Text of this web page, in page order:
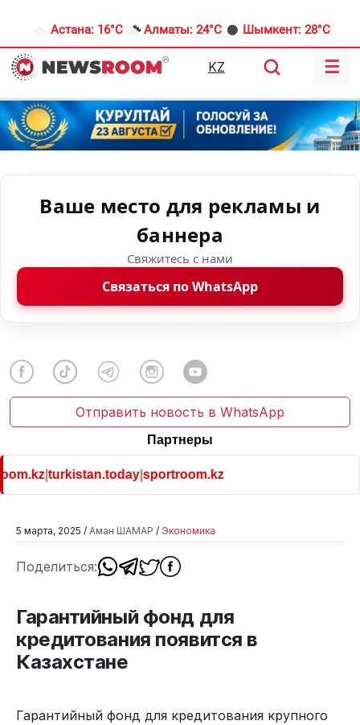
Астана: 16°C Алматы: 24°C Шымкент: 28°C
KZ ☰
Ваше место для рекламы и
баннера
Свяжитесь с нами
Связаться по WhatsApp
Отправить новость в WhatsApp
Партнеры
|turkistan.today|sportroom.kz
5 марта, 2025 / Аман ШАМАР / Экономика
Поделиться:
Гарантийный фонд для
кредитования появится в
Казахстане
Гарантийный фонд для кредитования крупного